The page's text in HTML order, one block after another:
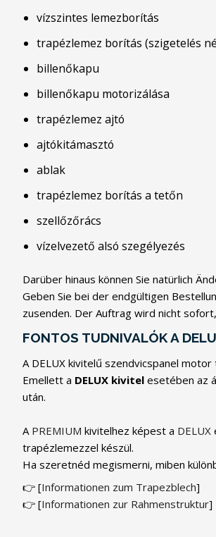
vízszintes lemezborítás
trapézlemez borítás (szigetelés
billenőkapu
billenőkapu motorizálása
trapézlemez ajtó
ajtókitámasztó
ablak
trapézlemez borítás a tetőn
szellőzőrács
vízelvezető alsó szegélyezés
Darüber hinaus können Sie natürlich
Geben Sie bei der endgültigen
zusenden. Der Auftrag wird nicht
FONTOS TUDNIVALÓK A
A DELUX kivitelű szendvicspanel
Emellett a DELUX kivitel esetében az
után.
A PREMIUM kivitelhez képest a DELUX
trapézlemezzel készül.
Ha szeretnéd megismerni, miben
👉 [Informationen zum Trapezblech]
👉 [Informationen zur Rahmenstruktur]